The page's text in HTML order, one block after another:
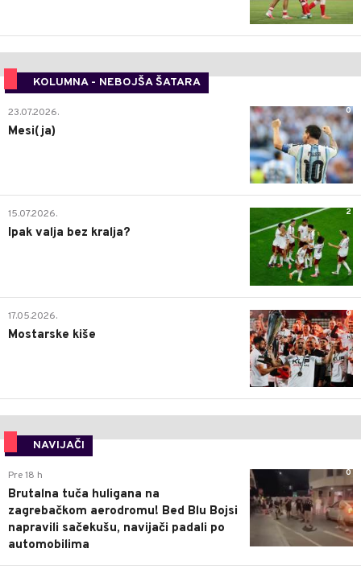
KOLUMNA - NEBOJŠA ŠATARA
0
23.07.2026.
Mesi(ja)
2
15.07.2026.
Ipak valja bez kralja?
0
17.05.2026.
Mostarske kiše
NAVIJAČI
0
Pre 18 h
Brutalna tuča huligana na
zagrebačkom aerodromu! Bed Blu Bojsi
napravili sačekušu, navijači padali po
automobilima